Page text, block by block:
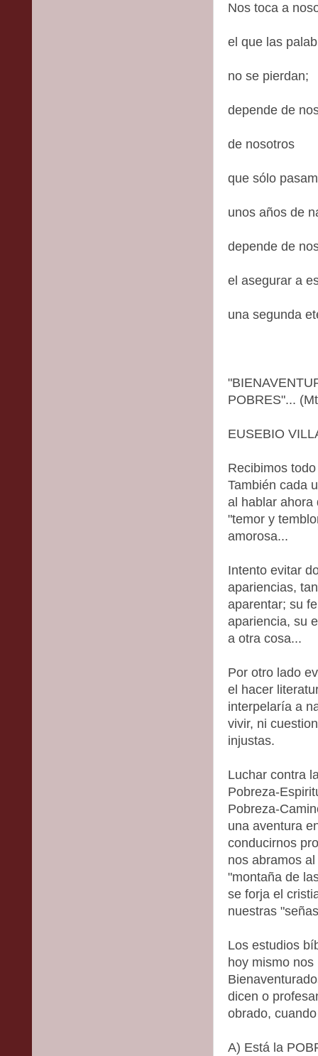
Nos toca a
el que las
no se pierdan;
depende de
de nosotros
que sólo
unos años de
depende de
el asegurar a
una segunda
POBRES"...
EUSEBIO
Recibimos
También cada
al hablar ahora
"temor y
amorosa...
Intento evitar
apariencias,
aparentar; su
apariencia, su
a otra cosa...
Por otro lado
el hacer
interpelaría a
vivir, ni
injustas.
Luchar contra
Pobreza-
Pobreza-
una aventura
conducirnos
nos abramos
"montaña de
se forja el
nuestras
Los estudios
hoy mismo
dicen o
obrado,
A) Está la